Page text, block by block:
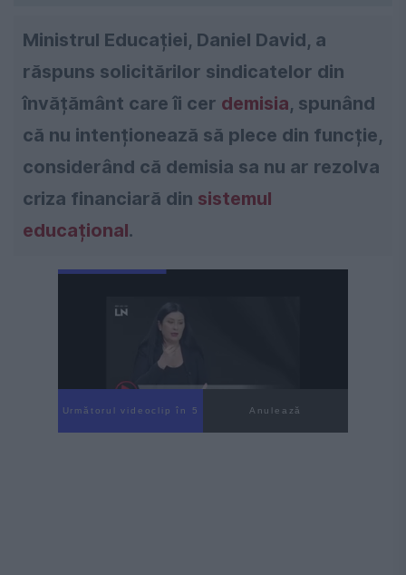
Ministrul Educației, Daniel David, a
răspuns solicitărilor sindicatelor din
învățământ care îi cer demisia, spunând
că nu intenționează să plece din funcție,
considerând că demisia sa nu ar rezolva
criza financiară din sistemul
educațional.
Următorul videoclip în 4 Anulează